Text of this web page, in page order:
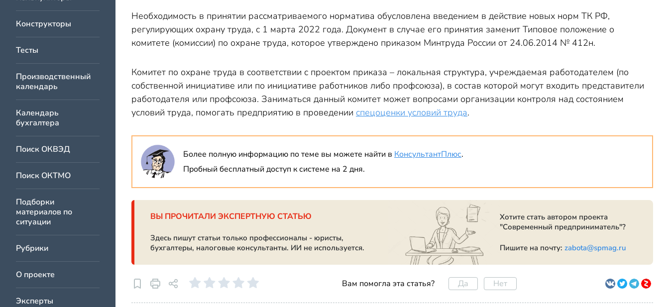
Конструкторы
Тесты
Производственный
календарь
Календарь
бухгалтера
Поиск ОКВЭД
Поиск ОКТМО
Подборки
материалов по
ситуации
Рубрики
О проекте
Эксперты
Необходимость в принятии рассматриваемого норматива обусловлена введением в действие новых норм ТК РФ,
регулирующих охрану труда, с 1 марта 2022 года. Документ в случае его принятия заменит Типовое положение о
комитете (комиссии) по охране труда, которое утверждено приказом Минтруда России от 24.06.2014 № 412н.
Комитет по охране труда в соответствии с проектом приказа – локальная структура, учреждаемая работодателем (по
собственной инициативе или по инициативе работников либо профсоюза), в состав которой могут входить представители
работодателя или профсоюза. Заниматься данный комитет может вопросами организации контроля над состоянием
условий труда, помогать предприятию в проведении спецоценки условий труда.
Более полную информацию по теме вы можете найти в КонсультантПлюс.
Пробный бесплатный доступ к системе на 2 дня.
ВЫ ПРОЧИТАЛИ ЭКСПЕРТНУЮ СТАТЬЮ
Здесь пишут статьи только профессионалы - юристы,
бухгалтеры, налоговые консультанты. ИИ не используется.
Хотите стать автором проекта
"Современный предприниматель"?
Пишите на почту:zabota@spmag.ru
Вам помогла эта статья? Да Нет